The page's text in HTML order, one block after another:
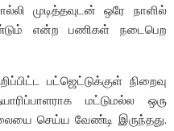
முடித்தவுடன் ஒரே நாளில்
என்ற பணிகள் நடைபெற
பட்ஜெட்டுக்குள் நிறைவு
மட்டுமல்ல ஒரு
செய்ய வேண்டி இருந்தது.